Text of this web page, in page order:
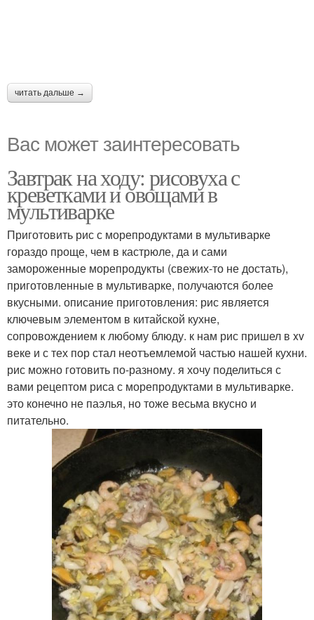
читать дальше →
Вас может заинтересовать
Завтрак на ходу: рисовуха с
креветками и овощами в
мультиварке
Приготовить рис с морепродуктами в мультиварке
гораздо проще, чем в кастрюле, да и сами
замороженные морепродукты (свежих-то не достать),
приготовленные в мультиварке, получаются более
вкусными. описание приготовления: рис является
ключевым элементом в китайской кухне,
сопровождением к любому блюду. к нам рис пришел в xv
веке и с тех пор стал неотъемлемой частью нашей кухни.
рис можно готовить по-разному. я хочу поделиться с
вами рецептом риса с морепродуктами в мультиварке.
это конечно не паэлья, но тоже весьма вкусно и
питательно.